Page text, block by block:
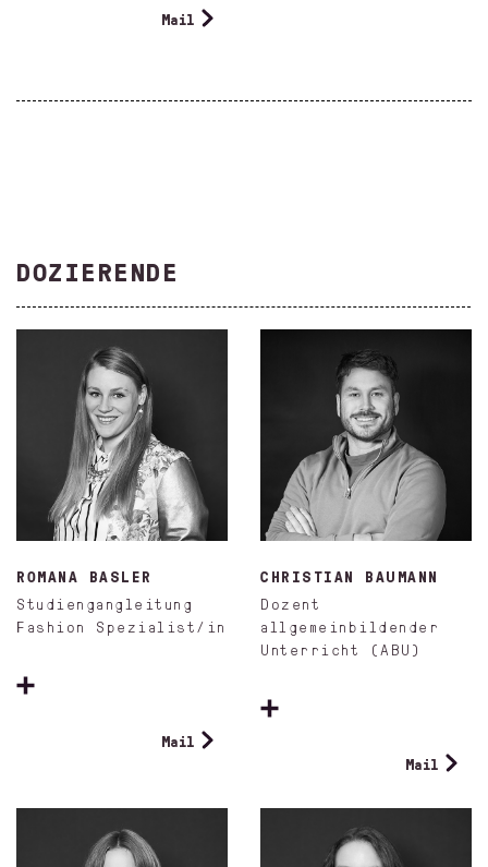
Mail
DOZIERENDE
ROMANA BASLER
Studiengangleitung
Fashion Spezialist/in
Mail
CHRISTIAN BAUMANN
Dozent
allgemeinbildender
Unterricht (ABU)
Mail